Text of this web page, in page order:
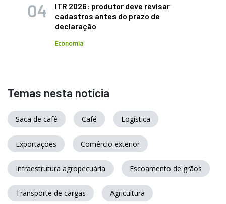
ITR 2026: produtor deve revisar
cadastros antes do prazo de
declaração
Economia
Temas nesta notícia
Saca de café Café Logística
Exportações Comércio exterior
Infraestrutura agropecuária Escoamento de grãos
Transporte de cargas Agricultura